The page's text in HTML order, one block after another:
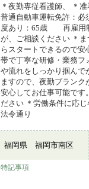
＊夜勤専従看護師、 ＊
普通自動車運転免許：必
度あり：65歳 再雇用
が、ご相談ください ＊
らスタートできるので
帯で丁寧な研修・業務フ
や流れをしっかり掴んで
ますので、夜勤ブランク
安心してお仕事可能です
ださい ＊労働条件に応
法令通り
福岡県 福岡市南区
特記事項